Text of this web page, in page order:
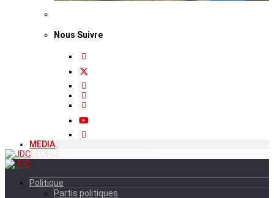
Nous Suivre
MEDIA
PEOPLE
Politique
Partis politiques